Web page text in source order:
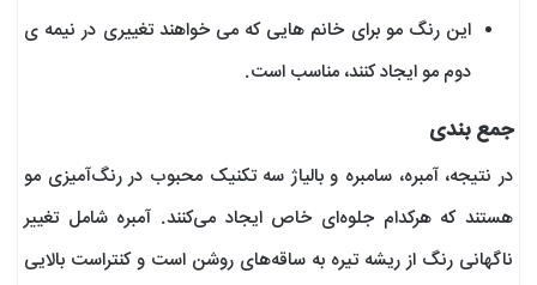
این رنگ مو برای خانم هایی که می خواهند تغییری در نیمه ی
دوم مو ایجاد کنند، مناسب است.
جمع بندی
در نتیجه، آمبره، سامبره و بالیاژ سه تکنیک محبوب در رنگ‌آمیزی مو
هستند که هرکدام جلوه‌ای خاص ایجاد می‌کنند. آمبره شامل تغییر
ناگهانی رنگ از ریشه تیره به ساقه‌های روشن است و کنتراست بالایی